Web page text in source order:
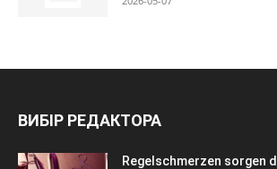
ВИБІР РЕДАКТОРА
Regelschmerzen sorgen